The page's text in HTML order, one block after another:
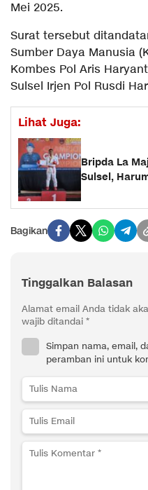
Mei 2025.
Surat tersebut
Sumber Daya Manusia
Kombes Pol Aris
Sulsel Irjen Pol Rusdi
Lihat Juga:
Bripda La
Sulsel,
Bagikan
Tinggalkan Balasan
Alamat email Anda tidak
wajib ditandai *
Simpan nama, email,
peramban ini untuk